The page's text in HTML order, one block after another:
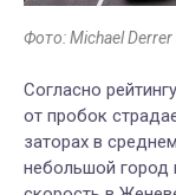
Фото: Michael
Согласно
от пробок
заторах в
небольшой город